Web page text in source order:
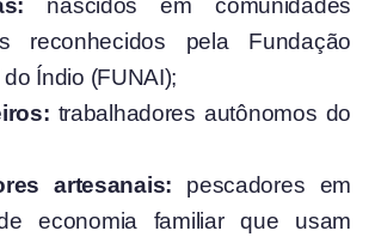
nascidos em comunidades
reconhecidos pela Fundação
Índio (FUNAI);
trabalhadores autônomos do
artesanais: pescadores em
economia familiar que usam